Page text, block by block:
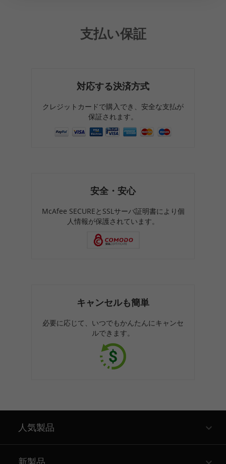
支払い保証
対応する決済方式
クレジットカードで購入でき、安全な支払が
保証されます。
安全・安心
McAfee SECUREとSSLサーバ証明書により個
人情報が保護されています。
キャンセルも簡単
必要に応じて、いつでもかんたんにキャンセ
ルできます。
人気製品